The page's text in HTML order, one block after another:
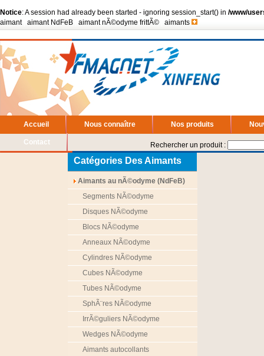
Notice: A session had already been started - ignoring session_start() in /www/
aimant aimant NdFeB aimant nÃ©odyme frittÃ© aimants
Accueil Nous connaître Nos produits
Contact Rechercher un produit :
Catégories Des Aimants
Aimants au nÃ©odyme (NdFeB)
Segments NÃ©odyme
Disques NÃ©odyme
Blocs NÃ©odyme
Anneaux NÃ©odyme
Cylindres NÃ©odyme
Cubes NÃ©odyme
Tubes NÃ©odyme
SphÃ¨res NÃ©odyme
IrrÃ©guliers NÃ©odyme
Wedges NÃ©odyme
Aimants autocollants